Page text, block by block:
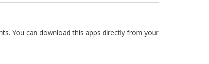
You can download this apps directly from your